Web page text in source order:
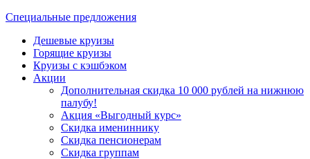
Специальные предложения
Дешевые круизы
Горящие круизы
Круизы с кэшбэком
Акции
Дополнительная скидка 10 000 рублей на нижнюю
палубу!
Акция «Выгодный курс»
Скидка имениннику
Скидка пенсионерам
Скидка группам